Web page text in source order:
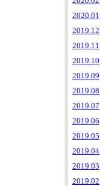
2020.01
2019.12
2019.11
2019.10
2019.09
2019.08
2019.07
2019.06
2019.05
2019.04
2019.03
2019.02